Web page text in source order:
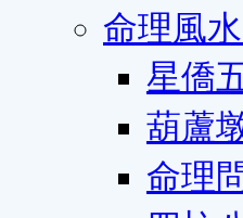
命理風水
星僑
葫蘆
命理